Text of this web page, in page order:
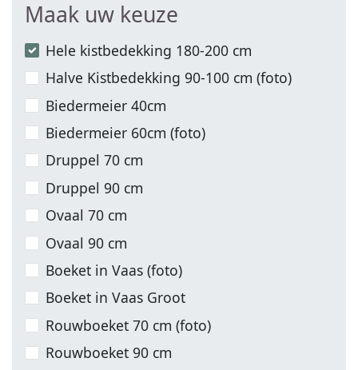
Maak uw keuze
Hele kistbedekking 180-200 cm
Halve Kistbedekking 90-100 cm (foto)
Biedermeier 40cm
Biedermeier 60cm (foto)
Druppel 70 cm
Druppel 90 cm
Ovaal 70 cm
Ovaal 90 cm
Boeket in Vaas (foto)
Boeket in Vaas Groot
Rouwboeket 70 cm (foto)
Rouwboeket 90 cm